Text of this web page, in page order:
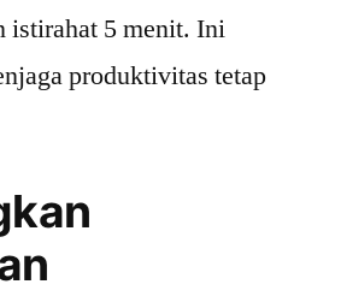
istirahat 5 menit. Ini
produktivitas tetap